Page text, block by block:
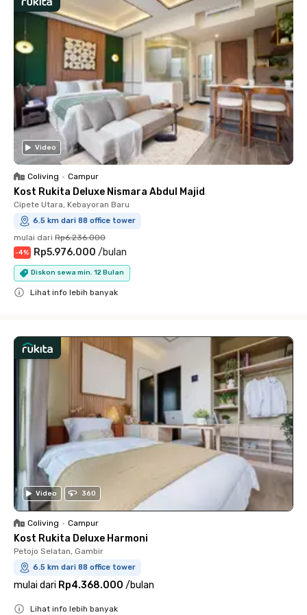
Video
Coliving • Campur
Kost Rukita Deluxe Nismara Abdul Majid
Cipete Utara, Kebayoran Baru
6.5 km dari 88 office tower
mulai dari Rp6.236.000
-4% Rp5.976.000 /bulan
Diskon sewa min. 12 Bulan
Lihat info lebih banyak
Video 360
Coliving • Campur
Kost Rukita Deluxe Harmoni
Petojo Selatan, Gambir
6.5 km dari 88 office tower
mulai dari Rp4.368.000 /bulan
Lihat info lebih banyak